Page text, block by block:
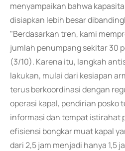
menyampaikan bahwa
disiapkan lebih besar
"Berdasarkan tren, kami
jumlah penumpang sekitar 30
(3/10). Karena itu, langkah
lakukan, mulai dari kesiapan
terus berkoordinasi dengan
operasi kapal, pendirian posko
informasi dan tempat istirahat
efisiensi bongkar muat kapal
dari 2,5 jam menjadi hanya 1,5